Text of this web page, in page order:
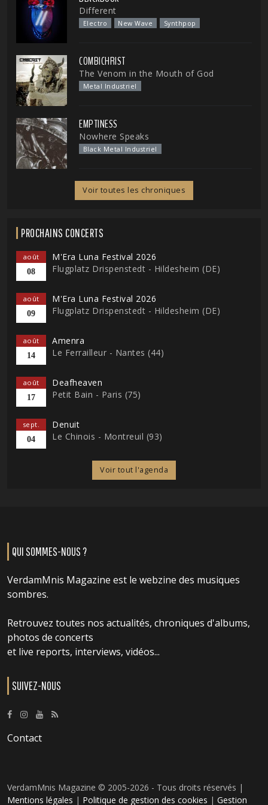
Different
Electro New Wave Synthpop
COMBICHRIST
The Venom in the Mouth of God
Metal Industriel
EMPTINESS
Nowhere Speaks
Black Metal Industriel
Voir toutes les chroniques
PROCHAINS CONCERTS
août
08
M'Era Luna Festival 2026
Flugplatz Drispenstedt - Hildesheim (DE)
août
09
M'Era Luna Festival 2026
Flugplatz Drispenstedt - Hildesheim (DE)
août
14
Amenra
Le Ferrailleur - Nantes (44)
août
17
Deafheaven
Petit Bain - Paris (75)
sept.
04
Denuit
Le Chinois - Montreuil (93)
Voir tout l'agenda
QUI SOMMES-NOUS ?
VerdamMnis Magazine est le webzine des musiques
sombres.
Retrouvez toutes nos actualités, chroniques d'albums,
photos de concerts
et live reports, interviews, vidéos...
SUIVEZ-NOUS
Contact
VerdamMnis Magazine © 2005-2026 - Tous droits réservés |
Mentions légales | Politique de gestion des cookies | Gestion